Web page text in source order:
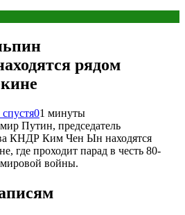
рядом
01 минуты
Путин, председатель
КНДР Ким Чен Ын находятся
где проходит парад в честь 80-
войны.